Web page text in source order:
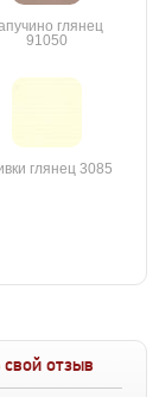
глянец
91050
глянец 3085
отзыв